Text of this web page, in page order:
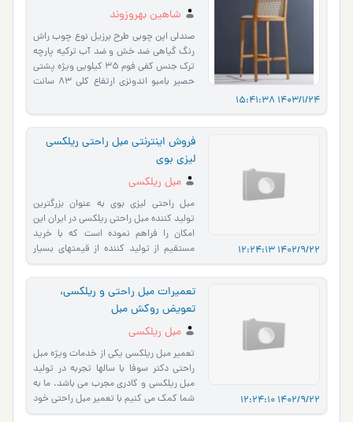
1403/1/24 15:41:38
شاهین بهروزوند
صندلی اپن چوبی طرح برزیل نوع چوب راش
رنگ گیاهی ضد خش و ضد آب ترکیه پارچه
ترک جنس کفی فوم 35 کیلویی ویژه پشتی
حصیر بامبو اندونزی ارتفاع کلی 83 سانت
1402/9/22 12:24:13
فروش اینترنتی مبل راحتی ریلکسی
لیزی بوی
مبل ریلکسی
مبل راحتی لیزی بوی به عنوان بزرگترین
تولید کننده مبل راحتی ریلکسی در ایران این
امکان را فراهم نموده است که با خرید
مستقیم از تولید کننده از قیمتهای بسیار
مناسب آن برخ…
1402/9/22 12:24:10
تعمیرات مبل راحتی و ریلکسی،
تعویض روکش مبل
مبل ریلکسی
تعمیر مبل ریلکسی یکی از خدمات ویژه مبل
راحتی دکتر سوفا با سالها تجربه در تولید
مبل ریلکسی و کادری مجرب می باشد. ما به
شما کمک می کنیم با تعمیر مبل راحتی خود
هزینه بالا�…